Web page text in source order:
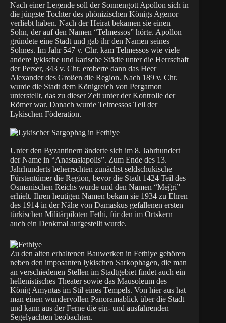
Nach einer Legende soll der Sonnengott Apollon sich in
die jüngste Tochter des phönizischen Königs Agenor
verliebt haben. Nach der Heirat bekamen sie einen
Sohn, der auf den Namen “Telmessos” hörte. Apollon
gründete eine Stadt und gab ihr den Namen seines
Sohnes. Im Jahr 547 v. Chr. kam Telmessos wie viele
andere lykische und karische Städte unter die Herrschaft
der Perser, 343 v. Chr. eroberte dann das Heer
Alexander des Großen die Region. Nach 189 v. Chr.
wurde die Stadt dem Königreich von Pergamon
unterstellt, das zu dieser Zeit unter der Kontrolle der
Römer war. Danach wurde Telmessos Teil der
Lykischen Föderation.
Unter den Byzantinern änderte sich im 8. Jahrhundert
der Name in “Anastasiapolis”. Zum Ende des 13.
Jahrhunderts beherrschten zunächst seldschukische
Fürstentümer die Region, bevor die Stadt 1424 Teil des
Osmanischen Reichs wurde und den Namen “Meğri”
erhielt. Ihren heutigen Namen bekam sie 1934 zu Ehren
des 1914 in der Nähe von Damaskus gefallenen ersten
türkischen Militärpiloten Fethi, für den im Ortskern
auch ein Denkmal aufgestellt wurde.
Zu den alten erhaltenen Bauwerken in Fethiye gehören
neben den imposanten lykischen Sarkophagen, die man
an verschiedenen Stellen im Stadtgebiet findet auch ein
hellenistisches Theater sowie das Mausoleum des
König Amyntas im Stil eines Tempels. Von hier aus hat
man einen wundervollen Panoramablick über die Stadt
und kann aus der Ferne die ein- und ausfahrenden
Segelyachten beobachten.